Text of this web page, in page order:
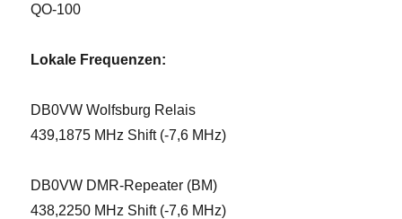
QO-100
Lokale Frequenzen:
DB0VW Wolfsburg Relais
439,1875 MHz Shift (-7,6 MHz)
DB0VW DMR-Repeater (BM)
438,2250 MHz Shift (-7,6 MHz)